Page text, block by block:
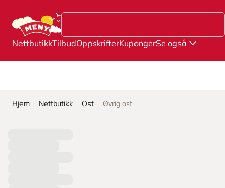
NettbutikkTilbudOppskrifterKupongerSe også
Hjem Nettbutikk Ost Øvrig ost